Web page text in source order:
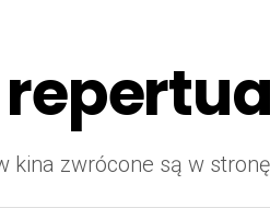
zwrócone są w